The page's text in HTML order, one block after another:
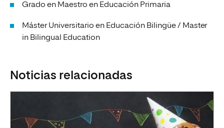
Grado en Maestro en Educación Primaria
Máster Universitario en Educación Bilingüe / Master
in Bilingual Education
Noticias relacionadas